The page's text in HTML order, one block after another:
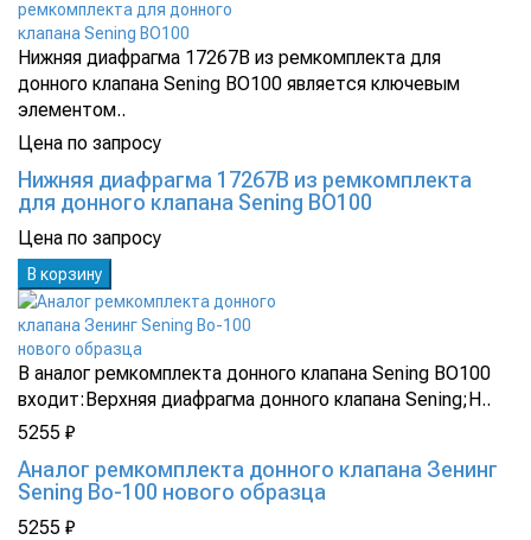
Нижняя диафрагма 17267B из ремкомплекта для
донного клапана Sening ВО100 является ключевым
элементом..
Цена по запросу
Нижняя диафрагма 17267B из ремкомплекта
для донного клапана Sening ВО100
Цена по запросу
В корзину
В аналог ремкомплекта донного клапана Sening BO100
входит:Верхняя диафрагма донного клапана Sening;Н..
5255 ₽
Аналог ремкомплекта донного клапана Зенинг
Sening Bo-100 нового образца
5255 ₽